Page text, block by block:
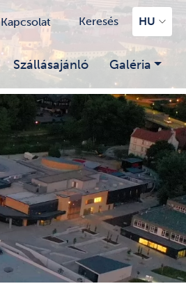
Kapcsolat Keresés HU
Szállásajánló Galéria